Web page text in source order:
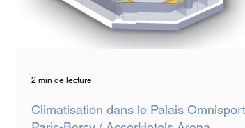
Climatisation dans le Palais Omnisport
2 min de lecture